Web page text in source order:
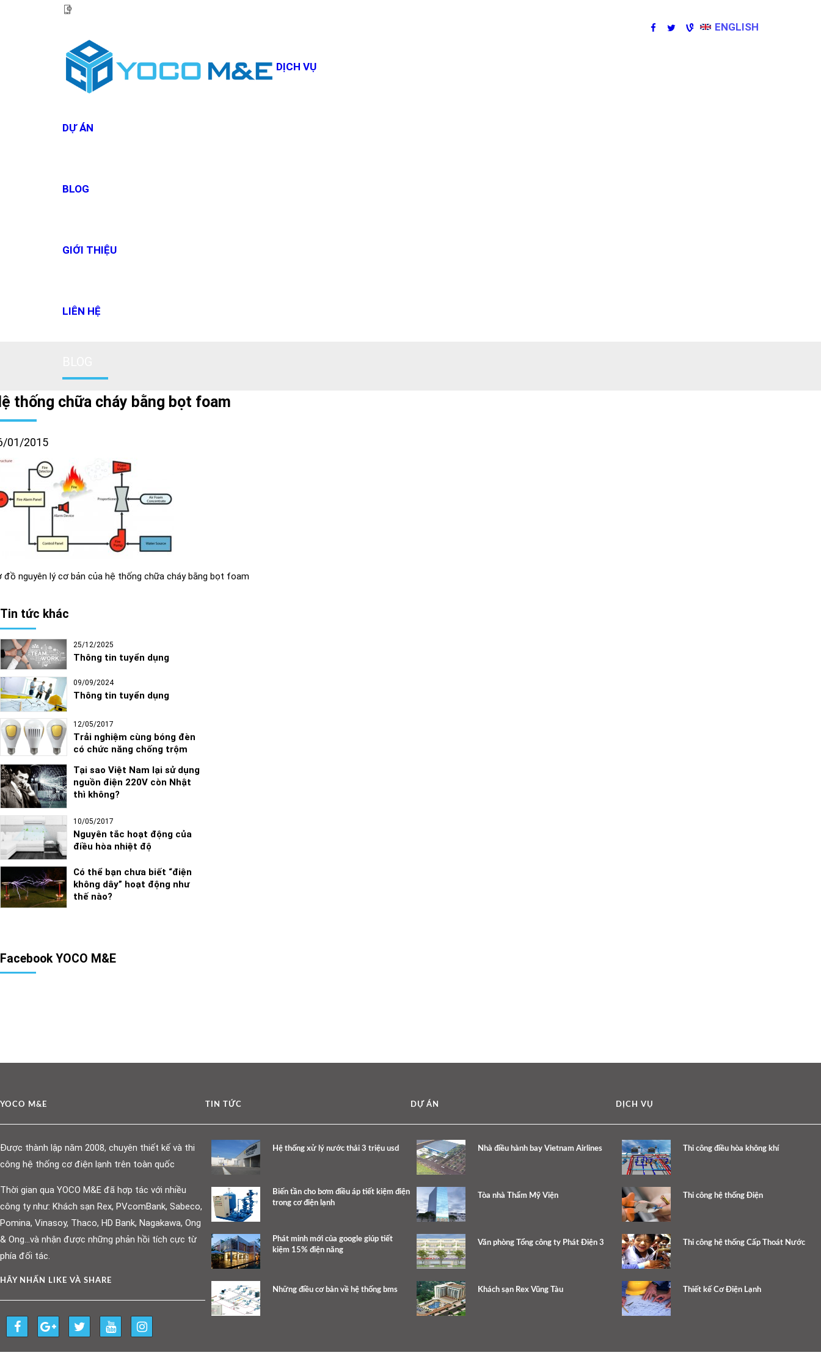
ENGLISH
DỊCH VỤ
DỰ ÁN
BLOG
GIỚI THIỆU
LIÊN HỆ
thống chữa cháy bằng bọt foam
01/2015
đồ nguyên lý cơ bản của hệ thống chữa cháy bằng bọt foam
Tin tức khác
25/12/2025
Thông tin tuyển dụng
09/09/2024
Thông tin tuyển dụng
12/05/2017
Trải nghiệm cùng bóng đèn
có chức năng chống trộm
Tại sao Việt Nam lại sử dụng
nguồn điện 220V còn Nhật
thì không?
10/05/2017
Nguyên tắc hoạt động của
điều hòa nhiệt độ
Có thể bạn chưa biết “điện
không dây” hoạt động như
thế nào?
Facebook YOCO M&E
YOCO M&E
Được thành lập năm 2008, chuyên thiết kế và thi
công hệ thống cơ điện lạnh trên toàn quốc
Thời gian qua YOCO M&E đã hợp tác với nhiều
công ty như: Khách sạn Rex, PVcomBank, Sabeco,
Pomina, Vinasoy, Thaco, HD Bank, Nagakawa, Ong
& Ong…và nhận được những phản hồi tích cực từ
phía đối tác.
HÃY NHẤN LIKE VÀ SHARE
TIN TỨC
Hệ thống xử lý nước thải 3 triệu usd
Biến tần cho bơm điều áp tiết kiệm điện
trong cơ điện lạnh
Phát minh mới của google giúp tiết
kiệm 15% điện năng
Những điều cơ bản về hệ thống bms
DỰ ÁN
Nhà điều hành bay Vietnam Airlines
Tòa nhà Thẩm Mỹ Viện
Văn phòng Tổng công ty Phát Điện 3
Khách sạn Rex Vũng Tàu
DỊCH VỤ
Thi công điều hòa không khí
Thi công hệ thống Điện
Thi công hệ thống Cấp Thoát Nước
Thiết kế Cơ Điện Lạnh